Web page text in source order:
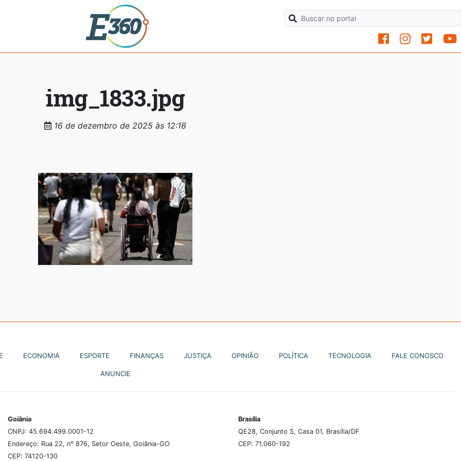
img_1833.jpg
16 de dezembro de 2025 às 12:18
ECONOMIA ESPORTE FINANÇAS JUSTIÇA OPINIÃO POLÍTICA TECNOLOGIA FALE CONOSCO
ANUNCIE
Goiânia
CNPJ: 45.694.499.0001-12
Endereço: Rua 22, n° 876, Setor Oeste, Goiânia-GO
CEP: 74120-130
Brasília
QE28, Conjunto S, Casa 01, Brasília/DF
CEP: 71.060-192